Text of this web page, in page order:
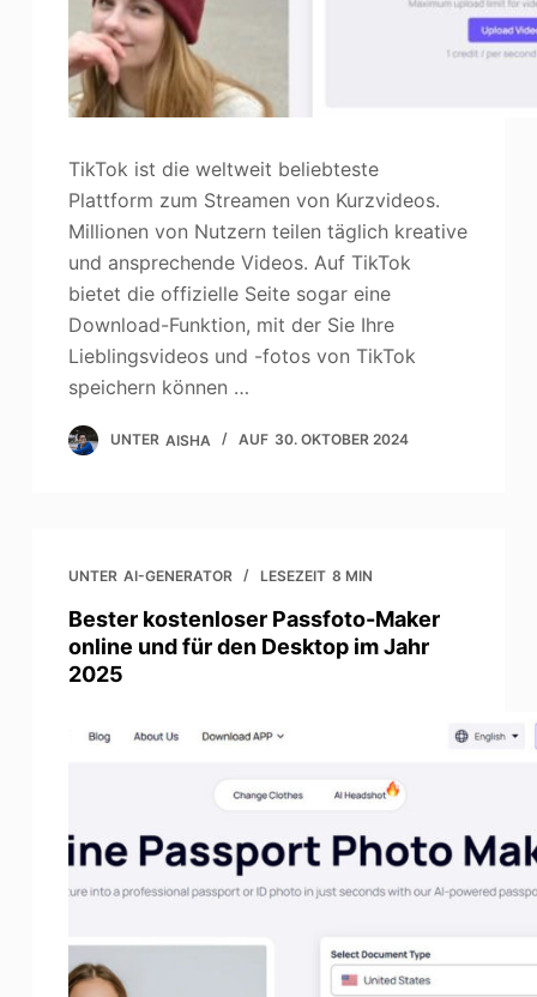
TikTok ist die weltweit beliebteste
Plattform zum Streamen von Kurzvideos.
Millionen von Nutzern teilen täglich kreative
und ansprechende Videos. Auf TikTok
bietet die offizielle Seite sogar eine
Download-Funktion, mit der Sie Ihre
Lieblingsvideos und -fotos von TikTok
speichern können …
UNTER AISHA AUF 30. OKTOBER 2024
UNTER AI-GENERATOR LESEZEIT 8 MIN
Bester kostenloser Passfoto-Maker
online und für den Desktop im Jahr
2025